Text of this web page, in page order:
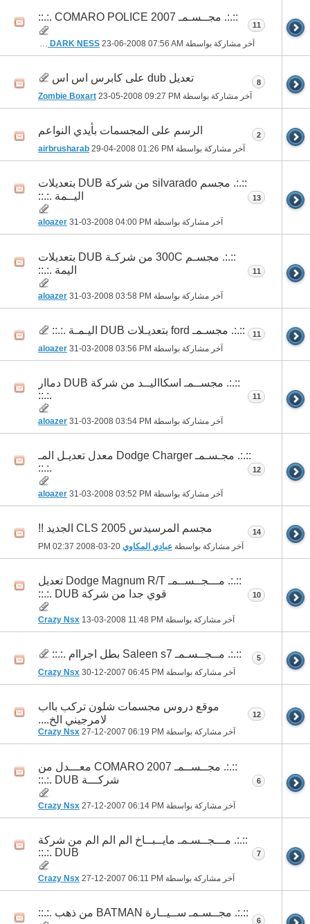
::.:. مجــسـمـ COMARO POLICE 2007 .:.::
آخر مشاركة بواسطة THE DARK NESS 23-06-2008 07:56 AM
11
تعديل dub على كابرس اس اس
آخر مشاركة بواسطة Zombie Boxart 23-05-2008 09:27 PM
8
الرسم على المجسمات بأيدي النواعم
آخر مشاركة بواسطة airbrusharab 29-04-2008 01:26 PM
2
::.:. مجسم silvarado من شركة DUB بتعديلات
اليــمة .:.::
آخر مشاركة بواسطة aloazer 31-03-2008 04:00 PM
13
::.:. مجسـم 300C من شركـة DUB بتعديلات
اليمة .:.::
آخر مشاركة بواسطة aloazer 31-03-2008 03:58 PM
11
::.:. مجسـمـ ford بتعديـلات DUB اليـمـة .:.::
آخر مشاركة بواسطة aloazer 31-03-2008 03:56 PM
11
::.:. مجســمـ اسكااليــد من شركة DUB دماار
.:.::
آخر مشاركة بواسطة aloazer 31-03-2008 03:54 PM
11
::.:. مجـسـمـ Dodge Charger معدل تعديـل المـ
.:.::
آخر مشاركة بواسطة aloazer 31-03-2008 03:52 PM
12
مجسم المرسيدس CLS 2005 الجديد !!
آخر مشاركة بواسطة عبادي المكاوي 02:37 PM
14
::.:. مـــجــســمـ Dodge Magnum R/T تعديل
قوي جدا من شركة DUB .:.::
آخر مشاركة بواسطة Crazy Nsx 13-03-2008 11:48 PM
10
::.:. مــجــسـمـ Saleen s7 بطل اجراام .:.::
آخر مشاركة بواسطة Crazy Nsx 30-12-2007 06:45 PM
5
موقع دروس مجسمات شلون تركب بااب
لامرجيني الخ....
آخر مشاركة بواسطة Crazy Nsx 27-12-2007 06:19 PM
12
::.:. مجــســمـ COMARO 2007 معـــدل من
شركـــة DUB .:.::
آخر مشاركة بواسطة Crazy Nsx 27-12-2007 06:14 PM
6
::.:. مـــجــسـمـ مايــبــاخ الم الم الم من شركة
DUB .:.::
آخر مشاركة بواسطة Crazy Nsx 27-12-2007 06:11 PM
7
::.:. مجــسـمـ ســيــارة BATMAN من ذهب .:.::
6